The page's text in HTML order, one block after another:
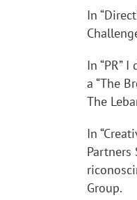
In
In “PR”
a “The
The
In
Partners
Group.